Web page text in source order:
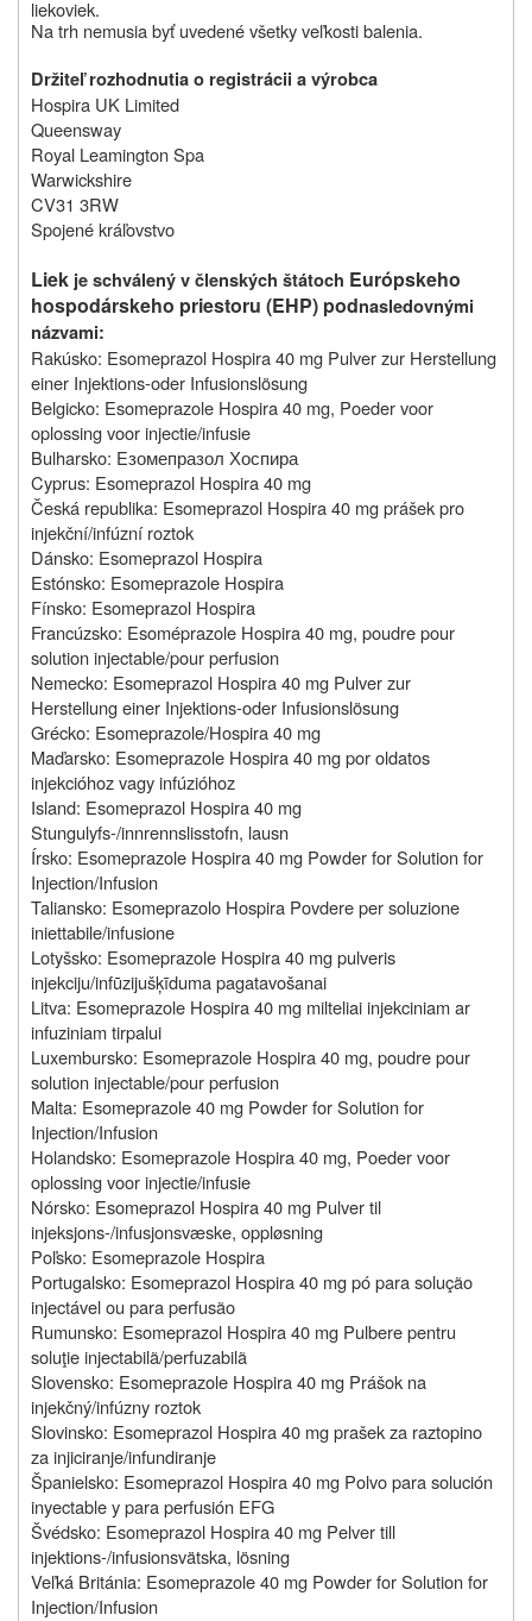
liekoviek.
Na trh nemusia byť uvedené všetky veľkosti balenia.
Držiteľ rozhodnutia o registrácii a výrobca
Hospira UK Limited
Queensway
Royal Leamington Spa
Warwickshire
CV31 3RW
Spojené kráľovstvo
Liek je schválený v členských štátoch Európskeho
hospodárskeho priestoru (EHP) podnasledovnými
názvami:
Rakúsko: Esomeprazol Hospira 40 mg Pulver zur Herstellung
einer Injektions-oder Infusionslösung
Belgicko: Esomeprazole Hospira 40 mg, Poeder voor
oplossing voor injectie/infusie
Bulharsko: Εзомепразол Хоспира
Cyprus: Esomeprazol Hospira 40 mg
Česká republika: Esomeprazol Hospira 40 mg prášek pro
injekční/infúzní roztok
Dánsko: Esomeprazol Hospira
Estónsko: Esomeprazole Hospira
Fínsko: Esomeprazol Hospira
Francúzsko: Esoméprazole Hospira 40 mg, poudre pour
solution injectable/pour perfusion
Nemecko: Esomeprazol Hospira 40 mg Pulver zur
Herstellung einer Injektions-oder Infusionslösung
Grécko: Esomeprazole/Hospira 40 mg
Maďarsko: Esomeprazole Hospira 40 mg por oldatos
injekcióhoz vagy infúzióhoz
Island: Esomeprazol Hospira 40 mg
Stungulyfs-/innrennslisstofn, lausn
Írsko: Esomeprazole Hospira 40 mg Powder for Solution for
Injection/Infusion
Taliansko: Esomeprazolo Hospira Povdere per soluzione
iniettabile/infusione
Lotyšsko: Esomeprazole Hospira 40 mg pulveris
injekciju/infūzijušķīduma pagatavošanai
Litva: Esomeprazole Hospira 40 mg milteliai injekciniam ar
infuziniam tirpalui
Luxembursko: Esomeprazole Hospira 40 mg, poudre pour
solution injectable/pour perfusion
Malta: Esomeprazole 40 mg Powder for Solution for
Injection/Infusion
Holandsko: Esomeprazole Hospira 40 mg, Poeder voor
oplossing voor injectie/infusie
Nórsko: Esomeprazol Hospira 40 mg Pulver til
injeksjons-/infusjonsvæske, oppløsning
Poľsko: Esomeprazole Hospira
Portugalsko: Esomeprazol Hospira 40 mg pó para solução
injectável ou para perfusão
Rumunsko: Esomeprazol Hospira 40 mg Pulbere pentru
soluţie injectabilã/perfuzabilã
Slovensko: Esomeprazole Hospira 40 mg Prášok na
injekčný/infúzny roztok
Slovinsko: Esomeprazol Hospira 40 mg prašek za raztopino
za injiciranje/infundiranje
Španielsko: Esomeprazol Hospira 40 mg Polvo para solución
inyectable y para perfusión EFG
Švédsko: Esomeprazol Hospira 40 mg Pelver till
injektions-/infusionsvätska, lösning
Veľká Británia: Esomeprazole 40 mg Powder for Solution for
Injection/Infusion